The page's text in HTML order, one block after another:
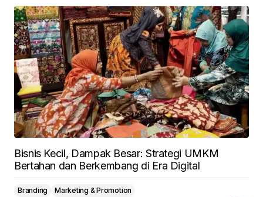
Bisnis Kecil, Dampak Besar: Strategi UMKM
Bertahan dan Berkembang di Era Digital
Branding
Marketing & Promotion